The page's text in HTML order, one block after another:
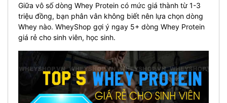
Giữa vô số dòng Whey Protein có mức giá thành từ 1-3
triệu đồng, bạn phân vân không biết nên lựa chọn dòng
Whey nào. WheyShop gợi ý ngay 5+ dòng Whey Protein
giá rẻ cho sinh viên, học sinh.